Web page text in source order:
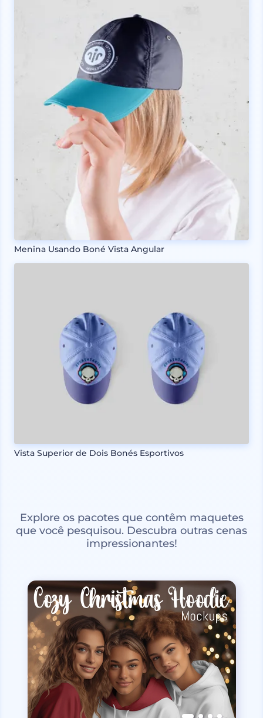
Menina Usando Boné Vista Angular
Vista Superior de Dois Bonés Esportivos
Explore os pacotes que contêm maquetes
que você pesquisou. Descubra outras cenas
impressionantes!